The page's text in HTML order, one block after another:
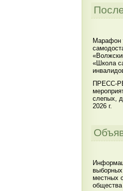
Марафон
«Школа
ПРЕСС-
слепых,
2026 г.
местных